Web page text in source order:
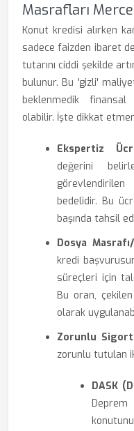
Masrafları
Konut kredisi alırken
sadece faizden ibaret
tutarını ciddi şekilde
bulunur. Bu 'gizli'
beklenmedik finansal
olabilir. İşte dikkat
Ekspertiz
değerini
bedelidir. Bu
başında tahsil
Dosya
kredi
süreçleri için
Bu oran,
olarak
Zorunlu
zorunlu tutulan
DASK